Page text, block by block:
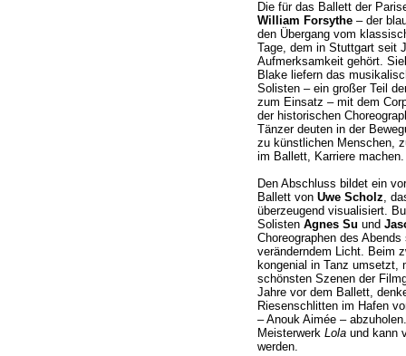
Die für das Ballett der
William Forsythe– der
den Übergang vom
Tage, dem in Stuttgart seit
Aufmerksamkeit gehört.
Blake liefern das
Solisten – ein großer Teil
zum Einsatz – mit dem
der historischen
Tänzer deuten in der
zu künstlichen Menschen,
im Ballett, Karriere machen.
Den Abschluss bildet ein
Ballett von Uwe Scholz,
überzeugend visualisiert.
Solisten Agnes Su und
Choreographen des
veränderndem Licht. Beim
kongenial in Tanz umsetzt,
schönsten Szenen der
Jahre vor dem Ballett,
Riesenschlitten im Hafen
– Anouk Aimée –
Meisterwerk Lolaund kann
werden.